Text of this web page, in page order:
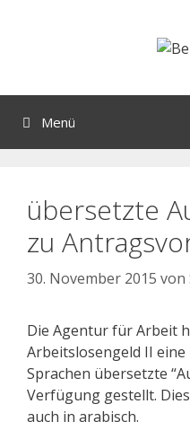
Menü
übersetzte
zu
30. November 2015 von
Die Agentur für Arbeit
Arbeitslosengeld II
Sprachen übersetzte
Verfügung gestellt.
auch in arabisch.